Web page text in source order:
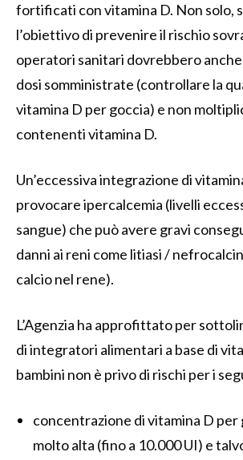
fortificati con vitamina D. Non solo,
l’obiettivo di prevenire il rischio
operatori sanitari dovrebbero
dosi somministrate (controllare la
vitamina D per goccia) e non
contenenti vitamina D.
Un’eccessiva integrazione di
provocare ipercalcemia (livelli
sangue) che può avere gravi
danni ai reni come litiasi /
calcio nel rene).
L’Agenzia ha approfittato per
di integratori alimentari a base di
bambini non è privo di rischi per i
concentrazione di vitamina D per
molto alta (fino a 10.000 UI) e